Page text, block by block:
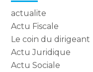
actualite
Actu Fiscale
Le coin du dirigeant
Actu Juridique
Actu Sociale